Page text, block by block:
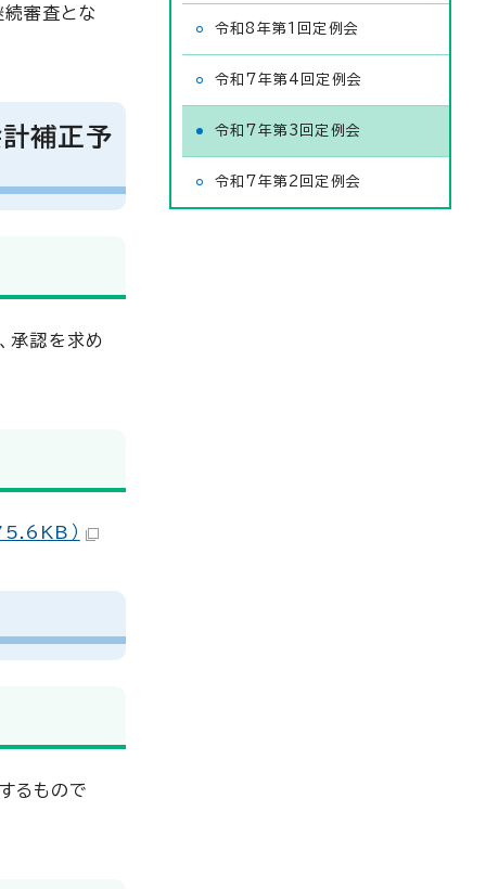
続審査とな
補正予
承認を求め
）
るもので
令和8年第1回定例会
令和7年第4回定例会
令和7年第3回定例会
令和7年第2回定例会